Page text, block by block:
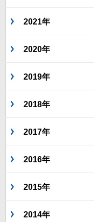
2021年
2020年
2019年
2018年
2017年
2016年
2015年
2014年